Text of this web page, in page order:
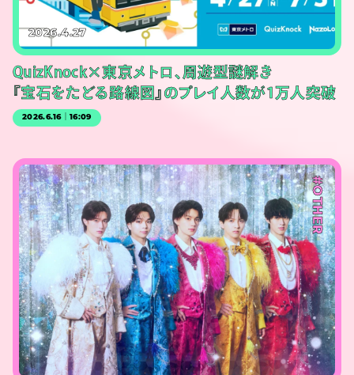
2026.4.27
QuizKnock×東京メトロ、周遊型謎解き
『宝石をたどる路線図』のプレイ人数が1万人突破
2026.6.16｜16:09
#OTHER